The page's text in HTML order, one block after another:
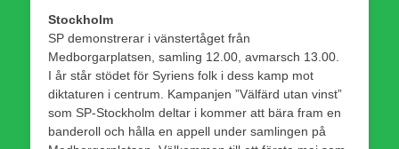
Stockholm
SP demonstrerar i vänstertåget från
Medborgarplatsen, samling 12.00, avmarsch 13.00.
I år står stödet för Syriens folk i dess kamp mot
diktaturen i centrum. Kampanjen ”Välfärd utan vinst”
som SP-Stockholm deltar i kommer att bära fram en
banderoll och hålla en appell under samlingen på